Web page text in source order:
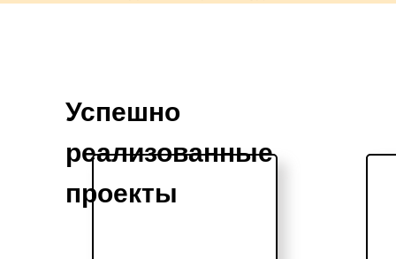
Успешно
реализованные
проекты